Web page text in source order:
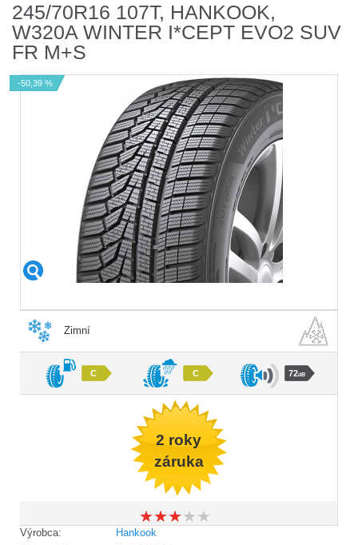
245/70R16 107T, HANKOOK,
W320A WINTER I*CEPT EVO2 SUV
FR M+S
-50,39 %
Zimní
C C 72dB
2 roky
záruka
★★★★★
★★★★★
Výrobca:
Hankook